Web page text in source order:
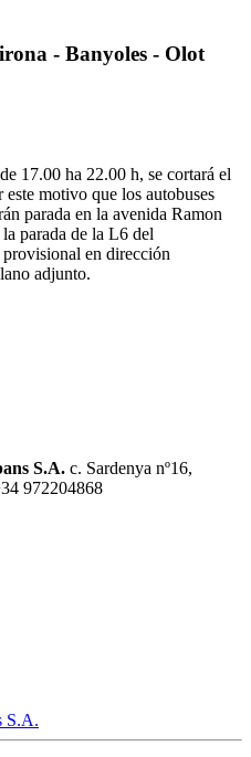
- Banyoles - Olot
17.00 ha 22.00 h, se cortará el
motivo que los autobuses
parada en la avenida Ramon
parada de la L6 del
en dirección
adjunto.
S.A. c. Sardenya nº16,
972204868